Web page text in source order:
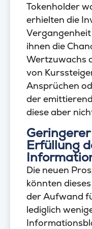
Tokenholder
erhielten die
Vergangenheit
ihnen die
Wertzuwachs
von
Ansprüchen
der
diese aber
Erfüllung
Die neuen
könnten
der Aufwand
lediglich